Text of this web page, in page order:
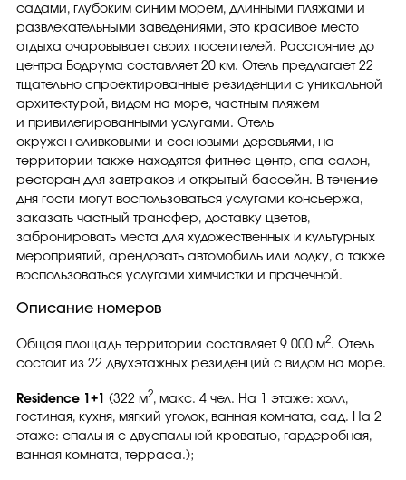
садами, глубоким синим морем, длинными пляжами и
развлекательными заведениями, это красивое место
отдыха очаровывает своих посетителей. Расстояние до
центра Бодрума составляет 20 км. Отель предлагает 22
тщательно спроектированные резиденции с уникальной
архитектурой, видом на море, частным пляжем
и привилегированными услугами. Отель
окружен оливковыми и сосновыми деревьями, на
территории также находятся фитнес-центр, спа-салон,
ресторан для завтраков и открытый бассейн. В течение
дня гости могут воспользоваться услугами консьержа,
заказать частный трансфер, доставку цветов,
забронировать места для художественных и культурных
мероприятий, арендовать автомобиль или лодку, а также
воспользоваться услугами химчистки и прачечной.
Описание номеров
Общая площадь территории составляет 9 000 м2. Отель
состоит из 22 двухэтажных резиденций с видом на море.
Residence 1+1 (322 м2, макс. 4 чел. На 1 этаже: холл,
гостиная, кухня, мягкий уголок, ванная комната, сад. На 2
этаже: спальня с двуспальной кроватью, гардеробная,
ванная комната, терраса.);